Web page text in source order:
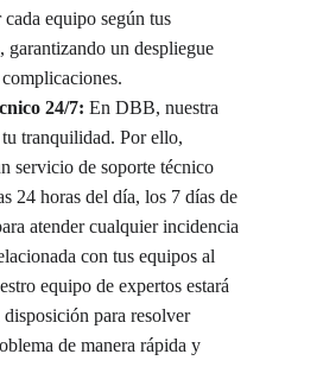
equipo según tus
garantizando un despliegue
24/7: En DBB, nuestra
tranquilidad. Por ello,
servicio de soporte técnico
24 horas del día, los 7 días de
atender cualquier incidencia
con tus equipos al
equipo de expertos estará
disposición para resolver
de manera rápida y